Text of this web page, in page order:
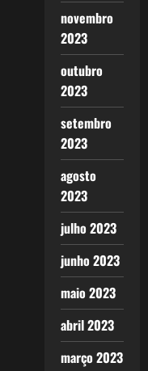
novembro
2023
outubro
2023
setembro
2023
agosto
2023
julho 2023
junho 2023
maio 2023
abril 2023
março 2023